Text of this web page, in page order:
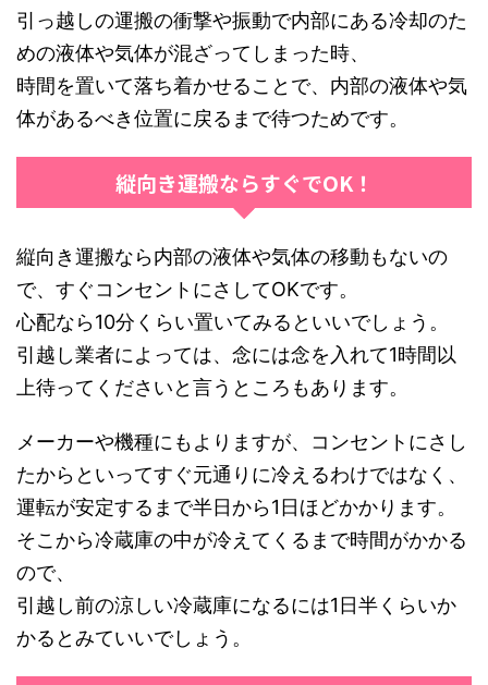
引っ越しの運搬の衝撃や振動で内部にある冷却のた
めの液体や気体が混ざってしまった時、
時間を置いて落ち着かせることで、内部の液体や気
体があるべき位置に戻るまで待つためです。
縦向き運搬ならすぐでOK！
縦向き運搬なら内部の液体や気体の移動もないの
で、すぐコンセントにさしてOKです。
心配なら10分くらい置いてみるといいでしょう。
引越し業者によっては、念には念を入れて1時間以
上待ってくださいと言うところもあります。
メーカーや機種にもよりますが、コンセントにさし
たからといってすぐ元通りに冷えるわけではなく、
運転が安定するまで半日から1日ほどかかります。
そこから冷蔵庫の中が冷えてくるまで時間がかかる
ので、
引越し前の涼しい冷蔵庫になるには1日半くらいか
かるとみていいでしょう。